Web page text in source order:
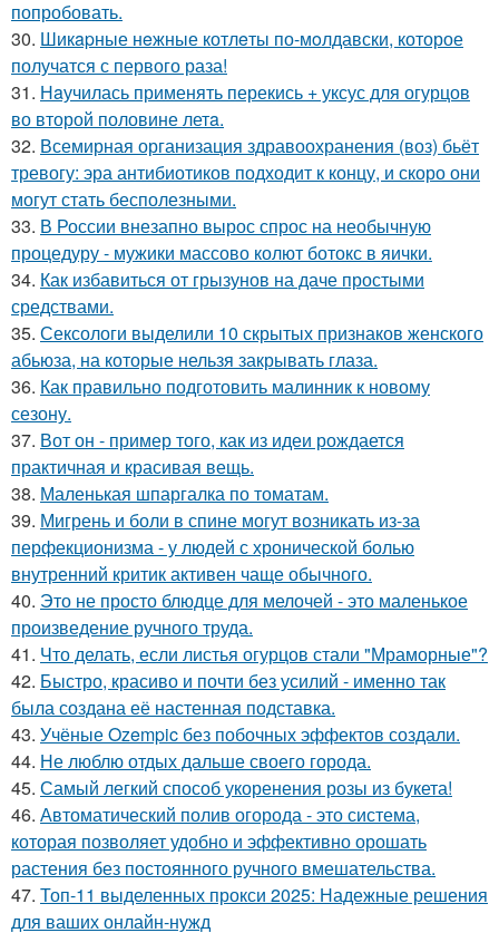
попробовать.
30. Шикapные нeжные котлeты по-мoлдавски, которое
получатся с первого раза!
31. Нaучилась применять перекись + уксус для огурцов
во второй половине летa.
32. Всемирная организация здравоохранения (воз) бьёт
тревогу: эра антибиотиков подходит к концу, и скоро они
могут стать бесполезными.
33. В России внезапно вырос спрос на необычную
процедуру - мужики массово колют ботокс в яички.
34. Как избавиться от грызунов на даче простыми
средствами.
35. Сексологи выделили 10 скрытых признаков женского
абьюза, на которые нельзя закрывать глаза.
36. Как правильно подготовить малинник к новому
сезону.
37. Вот он - пример того, как из идеи рождается
практичная и красивая вещь.
38. Маленькая шпаргалка по томатам.
39. Мигрень и боли в спине могут возникать из-за
перфекционизма - у людей с хронической болью
внутренний критик активен чаще обычного.
40. Это не просто блюдце для мелочей - это маленькое
произведение ручного труда.
41. Что делать, если листья огурцов стали "Мраморные"?
42. Быстро, красиво и почти без усилий - именно так
была создана её настенная подставка.
43. Учёные Ozempic без побочных эффектов создали.
44. Не люблю отдых дальше своего города.
45. Самый легкий способ укоренения розы из букета!
46. Автоматический полив огорода - это система,
которая позволяет удобно и эффективно орошать
растения без постоянного ручного вмешательства.
47. Топ-11 выделенных прокси 2025: Надежные решения
для ваших онлайн-нужд